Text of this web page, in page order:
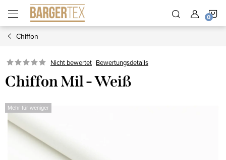
Inhalt
springen
Chiffon
Nicht bewertet Bewertungsdetails
Chiffon Mil - Weiß
Mehr für weniger